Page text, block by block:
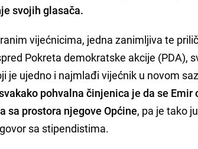
svojih glasača.
vijećnicima, jedna zanimljiva te
Pokreta demokratske akcije (PDA),
je ujedno i najmlađi vijećnik u novom
pohvalna činjenica je da se
sa prostora njegove Općine, pa je tako
sa stipendistima.